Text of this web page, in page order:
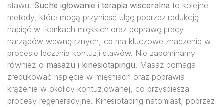
stawu. Suche igłowanie i terapia wisceralna to kolejne
metody, które mogą przynieść ulgę poprzez redukcję
napięć w tkankach miękkich oraz poprawę pracy
narządów wewnętrznych, co ma kluczowe znaczenie w
procesie leczenia kontuzji stawów. Nie zapominamy
również o masażu i kinesiotapingu. Masaż pomaga
zredukować napięcie w mięśniach oraz poprawia
krążenie w okolicy kontuzjowanej, co przyspiesza
procesy regeneracyjne. Kinesiotaping natomiast, poprzez